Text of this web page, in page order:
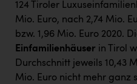
124 Tiroler
Mio. Euro, nach 2,74 Mio.
bzw. 1,96 Mio. Euro 2020.
Einfamilienhäuser in Tirol
Durchschnitt jeweils 10,43
Mio. Euro nicht mehr ganz